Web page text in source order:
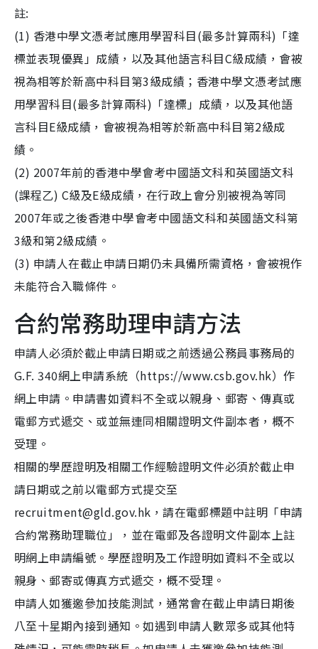
註:
(1) 香港中學文憑考試應用學習科目(最多計算兩科)「達
標並表現優異」成績，以及其他語言科目C級成績，會被
視為相等於新高中科目第3級成績；香港中學文憑考試應
用學習科目(最多計算兩科)「達標」成績，以及其他語
言科目E級成績，會被視為相等於新高中科目第2級成
績。
(2) 2007年前的香港中學會考中國語文科和英國語文科
(課程乙) C級及E級成績，在行政上會分別被視為等同
2007年或之後香港中學會考中國語文科和英國語文科第
3級和第2級成績。
(3) 申請人在截止申請日期仍未具備所需資格，會被視作
未能符合入職條件。
合約常務助理申請方法
申請人必須於截止申請日期或之前透過公務員事務局的
G.F. 340網上申請系統（https://www.csb.gov.hk）作
網上申請。申請書如資料不全或以親身、郵寄、傳真或
電郵方式遞交、或並無連同相關證明文件副本者，概不
受理。
相關的學歷證明及相關工作經驗證明文件必須於截止申
請日期或之前以電郵方式提交至
recruitment@gld.gov.hk，請在電郵標題中註明「申請
合約常務助理職位」，並在電郵及各證明文件副本上註
明網上申請編號。學歷證明及工作證明如資料不全或以
親身、郵寄或傳真方式遞交，概不受理。
申請人如獲邀參加技能測試，通常會在截止申請日期後
八至十星期內接到通知。如遇到申請人數眾多或其他特